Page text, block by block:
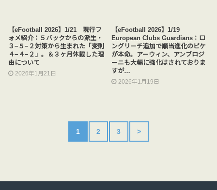
【eFootball 2026】1/21 現行フ
ォメ紹介：５バックからの派生・
３−５−２対策から生まれた「変則
４−４−２」。＆３ヶ月休載した理
由について
2026年1月21日
【eFootball 2026】1/19
European Clubs Guardians：ロ
ングリーチ追加で順当進化のピケ
が本命。アーウィン、アンブロジ
ーニも大幅に強化はされておりま
すが…
2026年1月19日
1 2 3 >